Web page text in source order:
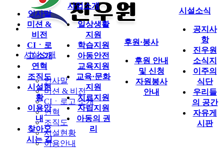
시설소개
인사말
미션 & 비전
CIㆍ로고 소개
연혁
조직도
시설현황
이용안내
인사말
미션 &
비전
CIㆍ로
고 소개
연혁
조직도
시설현
황
이용안
내
찾아오
시는 길
사업소개
일상생활
지원
학습지원
아동안전
교육지원
교육·문화
지원
치료지원
자립지원
아동의 권
리
후원·봉사
후원 안내
및 신청
자원봉사
안내
시설소식
공지사
항
진우원
소식지
이주의
식단
우리들
의 공간
자유게
시판